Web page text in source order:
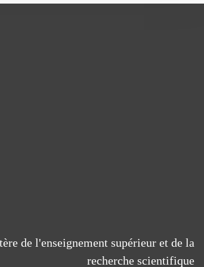
de l'enseignement supérieur et de la
recherche scientifique